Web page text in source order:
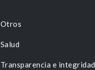
Otros
Salud
Transparencia e integridad